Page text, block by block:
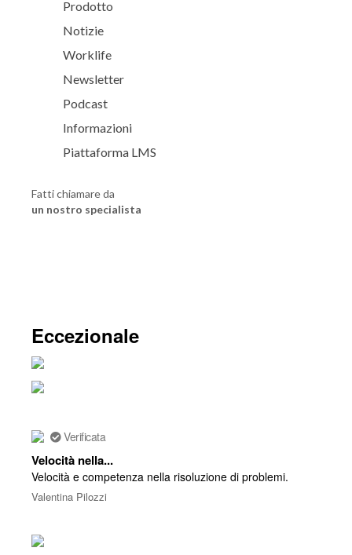
Prodotto
Notizie
Worklife
Newsletter
Podcast
Informazioni
Piattaforma LMS
Fatti chiamare da
un nostro specialista
Eccezionale
Verificata
Velocità nella...
Velocità e competenza nella risoluzione di problemi.
Valentina Pilozzi